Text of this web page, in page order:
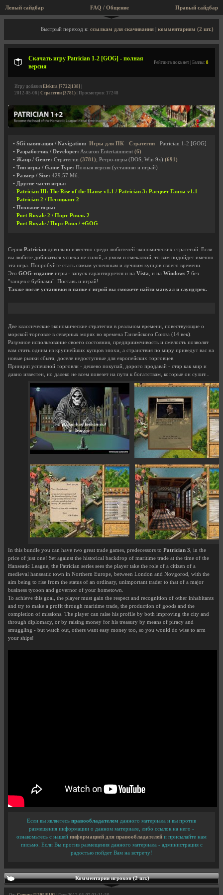
Левый сайдбар Правый сайдбар
FAQ / Общение
Описание игры, скриншоты, видео
Быстрый переход к: ссылкам для скачивания комментариям (2 шт.)
Скачать игру Patrician 1-2 [GOG] - полная
версия
Рейтинга пока нет | Баллы: 8
Игру добавил Elektra [7722|138]
2012-05-06 | Стратегии (3781) | Просмотров: 17248
• SGi навигация / Navigation: Игры для ПК Стратегии
Patrician 1-2 [GOG]
• Разработчик / Developer: Ascaron Entertainment (6)
• Жанр / Genre: Стратегии (3781); Ретро-игры (DOS, Win 9x) (691)
• Тип игры / Game Type: Полная версия (установи и играй)
• Размер / Size: 429.57 Мб.
• Другие части игры:
- Patrician III: The Rise of the Hanse v1.1 / Patrician 3: Расцвет Ганзы v1.1
- Patrician 2 / Негоциант 2
• Похожие игры:
- Port Royale 2 / Порт-Рояль 2
- Port Royale / Порт Роял / +GOG
Серия Patrician довольно известно среди любителей экономических стратегий. Если
вы любите добиваться успеха не силой, а умом и смекалкой, то вам подойдет именно
эта игра. Попробуйте стать самым успешным и лучшим купцов своего времени.
Это GOG-издание игры - запуск гарантируется и на Vista , и на Windows 7 без
"танцев с бубнами". Поставь и играй!
Также после установки в папке с игрой вы сможете найти мануал и саундтрек.
Две классические экономические стратегии в реальном времени, повествующие о
морской торговле в северных морях во времена Ганзейского Союза (14 век).
Разумное использование своего состояния, предприимчивость и смелость позволят
вам стать одним из крупнейших купцов эпохи, а странствия по миру приведут вас на
новые рынки сбыта, доселе недоступные для европейских торговцев.
Принцип успешной торговли - дешево покупай, дорого продавай - стар как мир и
давно известен, но далеко не всем повезет на пути к богатствам, которые он сулит...
In this bundle you can have two great trade games, predecessors to Patrician 3 , in the
price of just one! Set against the historical backdrop of maritime trade at the time of the
Hanseatic League, the Patrician series sees the player take the role of a citizen of a
medieval hanseatic town in Northern Europe, between London and Novgorod, with the
aim being to rise from the status of an ordinary, unimportant trader to that of a major
business tycoon and governor of your hometown.
To achieve this goal, the player must gain the respect and recognition of other inhabitants
and try to make a profit through maritime trade, the production of goods and the
completion of missions. The player can raise his profile by both improving the city and
through diplomacy, or by raising money for his treasury by means of piracy and
smuggling - but watch out, others want easy money too, so you would do wise to arm
your ships!
Если вы являетесь правообладателем данного материала и вы против
размещения информации о данном материале, либо ссылок на него -
ознакомьтесь с нашей информацией для правообладателей и присылайте нам
письмо. Если Вы против размещения данного материала - администрация с
радостью пойдет Вам на встречу!
Комментарии игроков (2 шт.)